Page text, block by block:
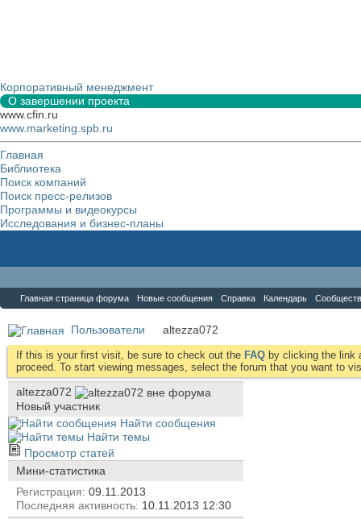
Корпоративный менеджмент
О завершении проекта
www.cfin.ru
www.marketing.spb.ru
Главная
Библиотека
Поиск компаний
Поиск пресс-релизов
Программы и видеокурсы
Исследования и бизнес-планы
Главная страница форума Новые сообщения Справка Календарь
Пользователи altezza072
If this is your first visit, be sure to check out the FAQ by clicking the link
proceed. To start viewing messages, select the forum that you want to
altezza072
Новый участник
Найти сообщения
Найти темы
Просмотр статей
Мини-статистика
Регистрация 09.11.2013
Последняя активность 10.11.2013 12:30